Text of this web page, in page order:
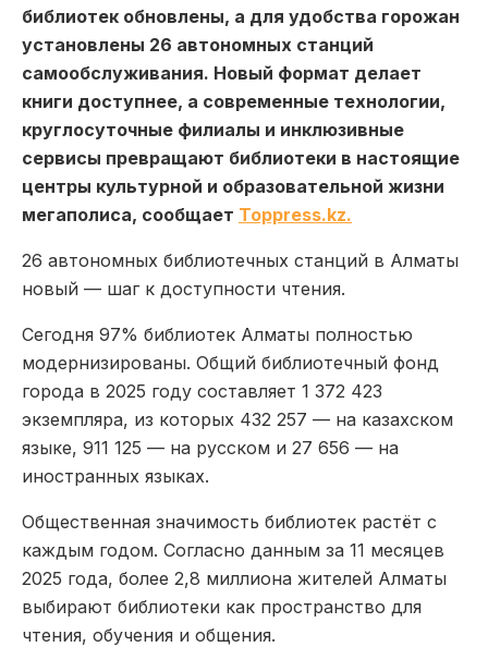
библиотек обновлены, а для удобства горожан
установлены 26 автономных станций
самообслуживания. Новый формат делает
книги доступнее, а современные технологии,
круглосуточные филиалы и инклюзивные
сервисы превращают библиотеки в настоящие
центры культурной и образовательной жизни
мегаполиса, сообщает Toppress.kz.
26 автономных библиотечных станций в Алматы
новый — шаг к доступности чтения.
Сегодня 97% библиотек Алматы полностью
модернизированы. Общий библиотечный фонд
города в 2025 году составляет 1 372 423
экземпляра, из которых 432 257 — на казахском
языке, 911 125 — на русском и 27 656 — на
иностранных языках.
Общественная значимость библиотек растёт с
каждым годом. Согласно данным за 11 месяцев
2025 года, более 2,8 миллиона жителей Алматы
выбирают библиотеки как пространство для
чтения, обучения и общения.